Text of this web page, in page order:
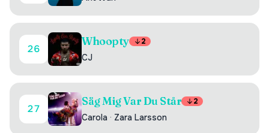
26
Whoopty 2
CJ
27
Säg Mig Var Du Står 2
Carola · Zara Larsson